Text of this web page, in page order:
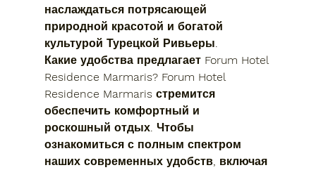
наслаждаться потрясающей
природной красотой и богатой
культурой Турецкой Ривьеры.
Какие удобства предлагает Forum Hotel
Residence Marmaris? Forum Hotel
Residence Marmaris стремится
обеспечить комфортный и
роскошный отдых. Чтобы
ознакомиться с полным спектром
наших современных удобств, включая